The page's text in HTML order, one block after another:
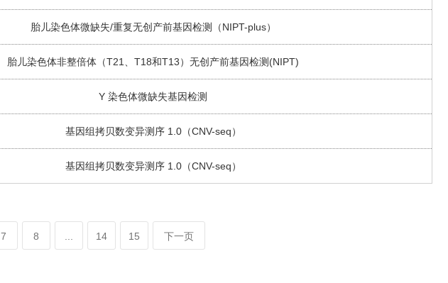
胎儿染色体微缺失/重复无创产前基因检测（NIPT-plus）
胎儿染色体非整倍体（T21、T18和T13）无创产前基因检测(NIPT)
Y 染色体微缺失基因检测
基因组拷贝数变异测序 1.0（CNV-seq）
基因组拷贝数变异测序 1.0（CNV-seq）
7 8 14 15 下一页